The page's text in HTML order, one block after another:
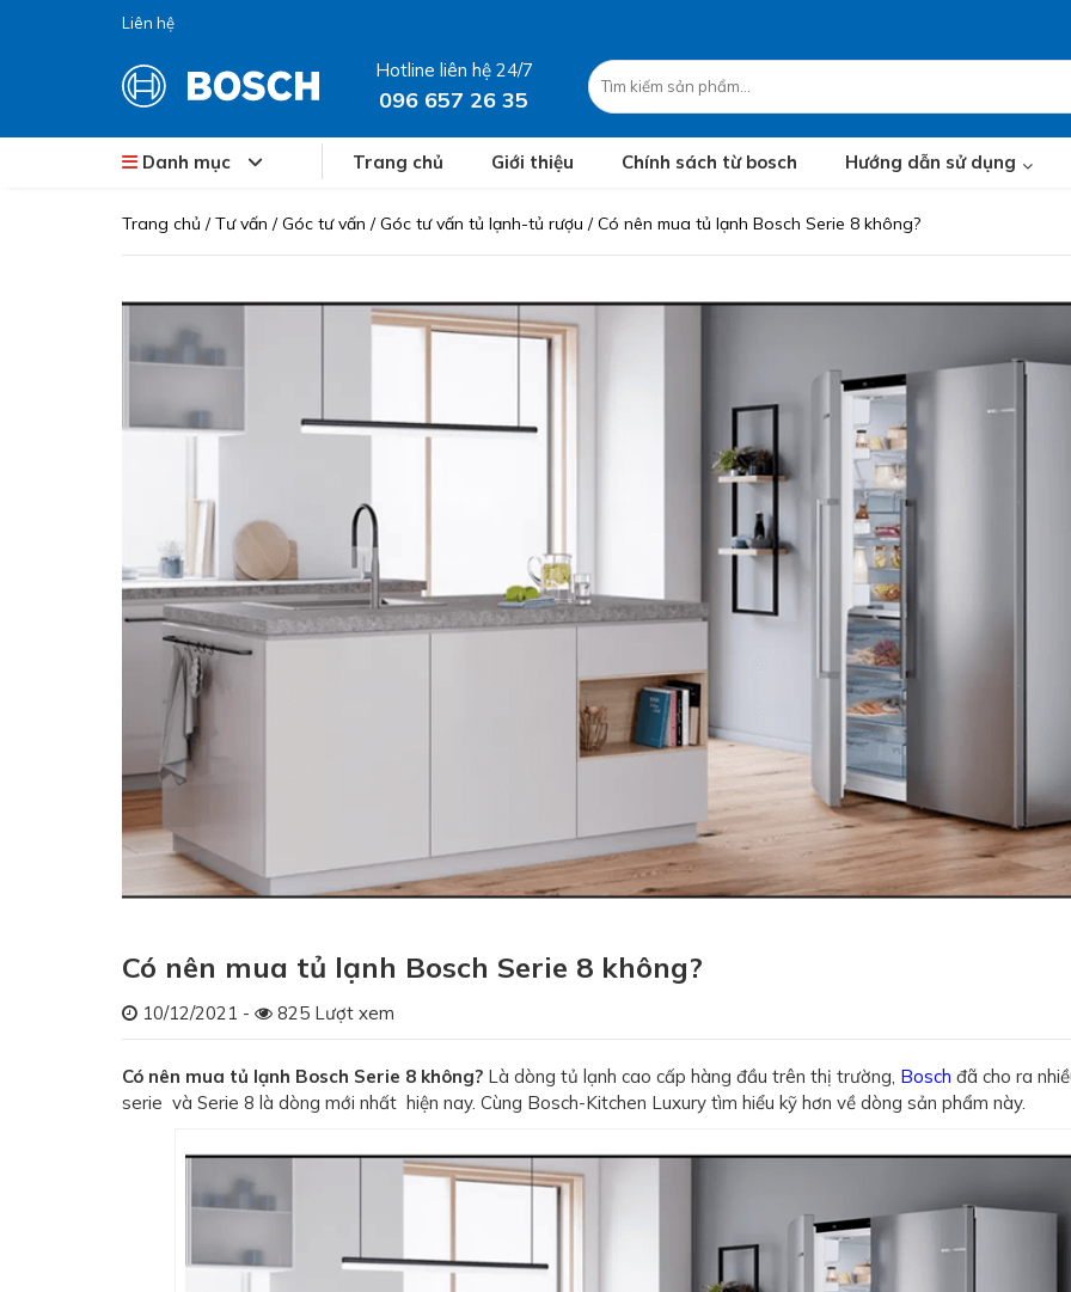
Liên hệ
Hotline liên hệ 24/7
096 657 26 35
Danh mục Trang chủ Giới thiệu Chính sách từ bosch Hướng dẫn sử dụng
Trang chủ /Tư vấn /Góc tư vấn /Góc tư vấn tủ lạnh-tủ rượu /Có nên mua tủ lạnh Bosch Serie 8 không?
Có nên mua tủ lạnh Bosch Serie 8 không?
10/12/2021 - 825 Lượt xem
Có nên mua tủ lạnh Bosch Serie 8 không? Là dòng tủ lạnh cao cấp hàng đầu trên thị trường, Bosch đã cho ra
serie và Serie 8 là dòng mới nhất hiện nay. Cùng Bosch-Kitchen Luxury tìm hiểu kỹ hơn về dòng sản phẩm này.